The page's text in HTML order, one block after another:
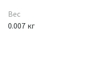
Вес
0.007 кг